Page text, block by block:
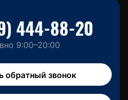
444-88-20
9:00–20:00
обратный звонок